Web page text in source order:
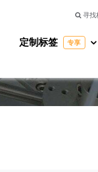
搜
定制标签 专享